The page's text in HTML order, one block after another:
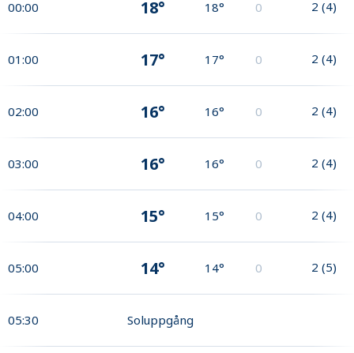
00:00 18° 18° 0 2 (4)
01:00 17° 17° 0 2 (4)
02:00 16° 16° 0 2 (4)
03:00 16° 16° 0 2 (4)
04:00 15° 15° 0 2 (4)
05:00 14° 14° 0 2 (5)
05:30 Soluppgång